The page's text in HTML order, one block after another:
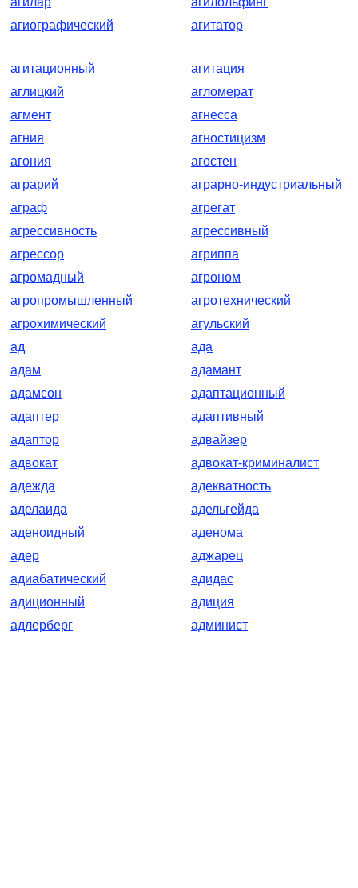
агиографический
агитатор
агитационный
агитация
аглицкий
агломерат
агмент
агнесса
агния
агностицизм
агония
агостен
аграрий
аграрно-индустриальный
аграф
агрегат
агрессивность
агрессивный
агрессор
агриппа
агромадный
агроном
агропромышленный
агротехнический
агрохимический
агульский
ад
ада
адам
адамант
адамсон
адаптационный
адаптер
адаптивный
адаптор
адвайзер
адвокат
адвокат-криминалист
адежда
адекватность
аделаида
адельгейда
аденоидный
аденома
адер
аджарец
адиабатический
адидас
адиционный
адиция
адлерберг
админист